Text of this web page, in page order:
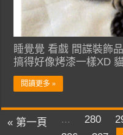
睡覺覺 看戲 間諜裝飾
搞得好像烤漆一樣XD
閱讀更多 »
« 第一頁 ... 280